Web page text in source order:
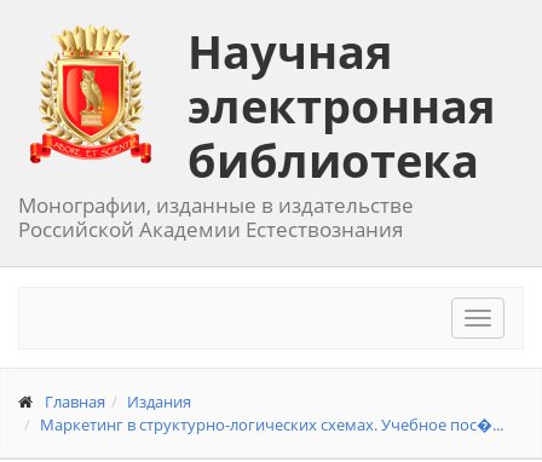
Научная
электронная
библиотека
Монографии, изданные в издательстве
Российской Академии Естествознания
Toggle
Главная
Издания
Маркетинг в структурно-логических схемах. Учебное пос�...